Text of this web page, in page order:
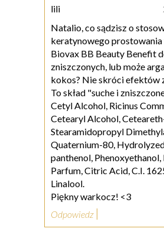
lili
Natalio, co sądzisz o
keratynowego
Biovax BB Beauty Benefit
zniszczonych, lub może
kokos? Nie skróci efektów
To skład "suche i
Cetyl Alcohol, Ricinus
Cetearyl Alcohol,
Stearamidopropyl
Quaternium-80,
panthenol,
Parfum, Citric Acid, C.I.
Linalool.
Piękny warkocz! <3
Odpowiedz